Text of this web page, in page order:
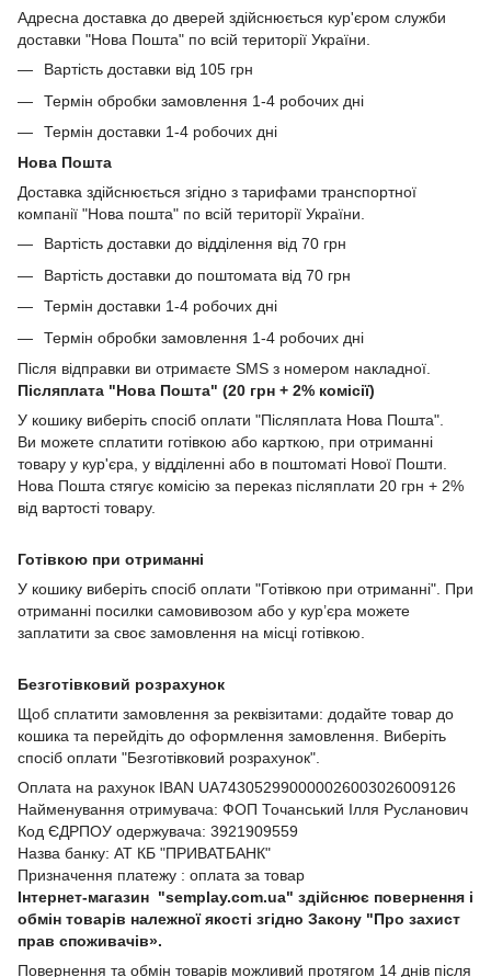
Адресна доставка до дверей здійснюється кур'єром служби
доставки "Нова Пошта" по всій території України.
Вартість доставки від 105 грн
Термін обробки замовлення 1-4 робочих дні
Термін доставки 1-4 робочих дні
Нова Пошта
Доставка здійснюється згідно з тарифами транспортної
компанії "Нова пошта" по всій території України.
Вартість доставки до відділення від 70 грн
Вартість доставки до поштомата від 70 грн
Термін доставки 1-4 робочих дні
Термін обробки замовлення 1-4 робочих дні
Після відправки ви отримаєте SMS з номером накладної.
Післяплата "Нова Пошта" (20 грн + 2% комісії)
У кошику виберіть спосіб оплати "Післяплата Нова Пошта".
Ви можете сплатити готівкою або карткою, при отриманні
товару у кур'єра, у відділенні або в поштоматі Нової Пошти.
Нова Пошта стягує комісію за переказ післяплати 20 грн + 2%
від вартості товару.
Готівкою при отриманні
У кошику виберіть спосіб оплати "Готівкою при отриманні". При
отриманні посилки самовивозом або у кур’єра можете
заплатити за своє замовлення на місці готівкою.
Безготівковий розрахунок
Щоб сплатити замовлення за реквізитами: додайте товар до
кошика та перейдіть до оформлення замовлення. Виберіть
спосіб оплати "Безготівковий розрахунок".
Оплата на рахунок IBAN UA743052990000026003026009126
Найменування отримувача: ФОП Точанський Ілля Русланович
Код ЄДРПОУ одержувача: 3921909559
Назва банку: АТ КБ "ПРИВАТБАНК"
Призначення платежу : оплата за товар
Інтернет-магазин "semplay.com.ua" здійснює повернення і
обмін товарів належної якості згідно Закону "Про захист
прав споживачів».
Повернення та обмін товарів можливий протягом 14 днів після